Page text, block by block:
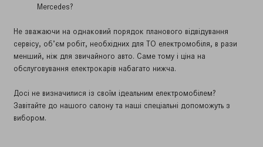
Mercedes?
Не зважаючи на однаковий порядок планового відвідування
сервісу, об’єм робіт, необхідних для ТО електромобіля, в рази
менший, ніж для звичайного авто. Саме тому і ціна на
обслуговування електрокарів набагато нижча.
Досі не визначилися із своїм ідеальним електромобілем?
Завітайте до нашого салону та наші спеціальні допоможуть з
вибором.